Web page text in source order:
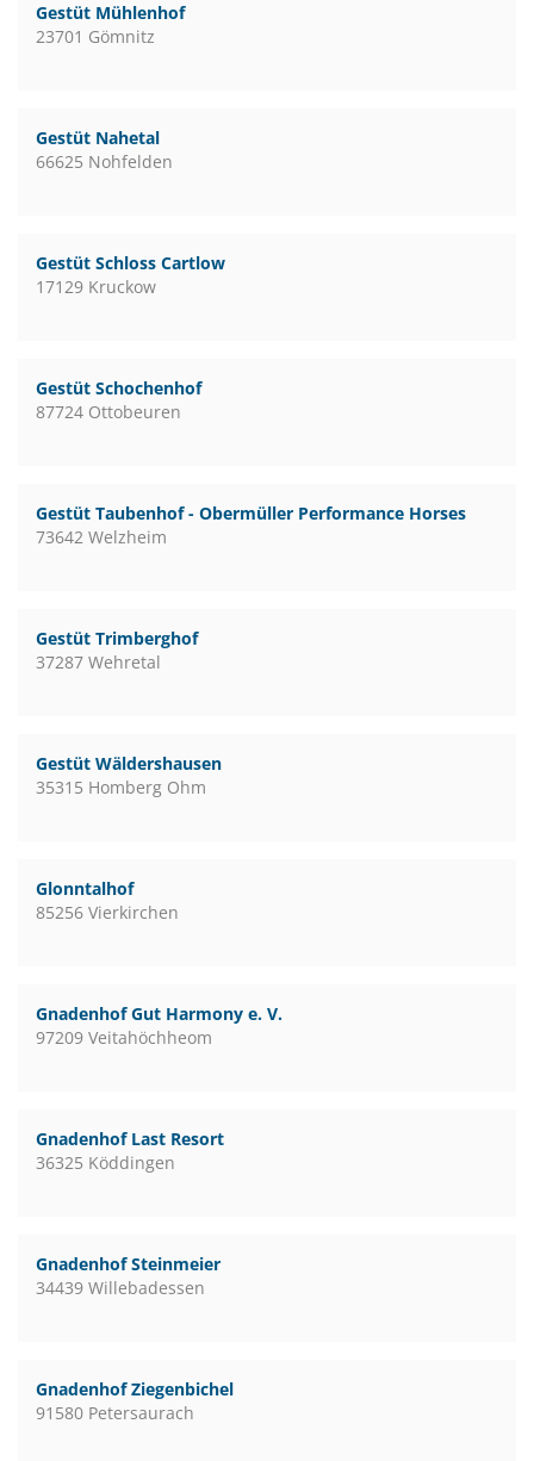
Gestüt Mühlenhof
23701 Gömnitz
Gestüt Nahetal
66625 Nohfelden
Gestüt Schloss Cartlow
17129 Kruckow
Gestüt Schochenhof
87724 Ottobeuren
Gestüt Taubenhof - Obermüller Performance Horses
73642 Welzheim
Gestüt Trimberghof
37287 Wehretal
Gestüt Wäldershausen
35315 Homberg Ohm
Glonntalhof
85256 Vierkirchen
Gnadenhof Gut Harmony e. V.
97209 Veitahöchheom
Gnadenhof Last Resort
36325 Köddingen
Gnadenhof Steinmeier
34439 Willebadessen
Gnadenhof Ziegenbichel
91580 Petersaurach